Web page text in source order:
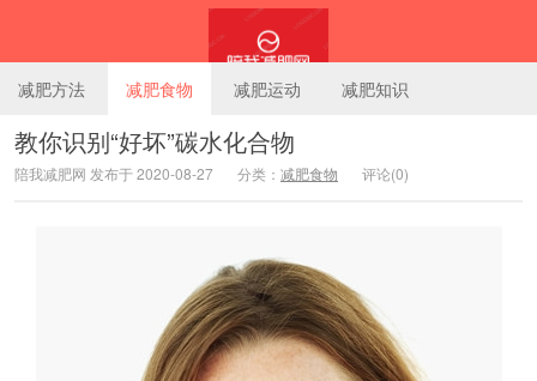
陪我减肥网
减肥方法 减肥食物 减肥运动 减肥知识
教你识别“好坏”碳水化合物
陪我减肥网 发布于 2020-08-27 分类： 减肥食物 评论(0)